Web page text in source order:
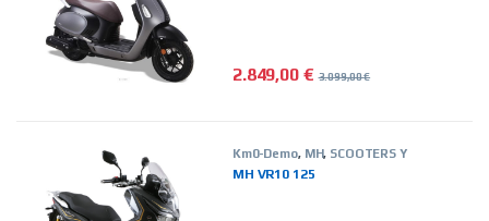
2.849,00 € 3.099,00€
Km0-Demo, MH, SCOOTERS Y
MH VR10 125